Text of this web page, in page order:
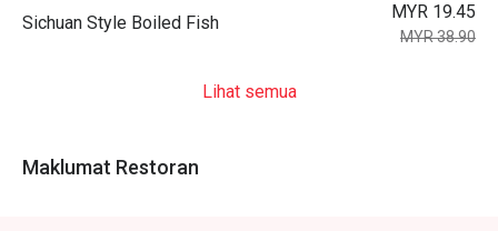
Sichuan Style Boiled Fish
MYR 19.45
MYR 38.90
Lihat semua
Maklumat Restoran